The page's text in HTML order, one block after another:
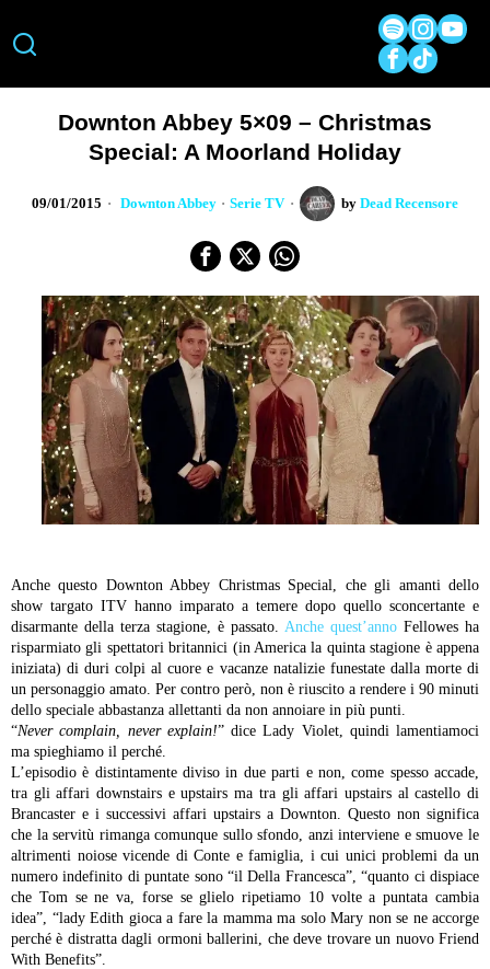
Downton Abbey 5×09 – Christmas
Special: A Moorland Holiday
09/01/2015 Downton Abbey · Serie TV by Dead Recensore
Anche questo Downton Abbey Christmas Special, che gli amanti dello
show targato ITV hanno imparato a temere dopo quello sconcertante e
disarmante della terza stagione, è passato. Anche quest’anno Fellowes ha
risparmiato gli spettatori britannici (in America la quinta stagione è appena
iniziata) di duri colpi al cuore e vacanze natalizie funestate dalla morte di
un personaggio amato. Per contro però, non è riuscito a rendere i 90 minuti
dello speciale abbastanza allettanti da non annoiare in più punti.
“Never complain, never explain!” dice Lady Violet, quindi lamentiamoci
ma spieghiamo il perché.
L’episodio è distintamente diviso in due parti e non, come spesso accade,
tra gli affari downstairs e upstairs ma tra gli affari upstairs al castello di
Brancaster e i successivi affari upstairs a Downton. Questo non significa
che la servitù rimanga comunque sullo sfondo, anzi interviene e smuove le
altrimenti noiose vicende di Conte e famiglia, i cui unici problemi da un
numero indefinito di puntate sono “il Della Francesca”, “quanto ci dispiace
che Tom se ne va, forse se glielo ripetiamo 10 volte a puntata cambia
idea”, “lady Edith gioca a fare la mamma ma solo Mary non se ne accorge
perché è distratta dagli ormoni ballerini, che deve trovare un nuovo Friend
With Benefits”.